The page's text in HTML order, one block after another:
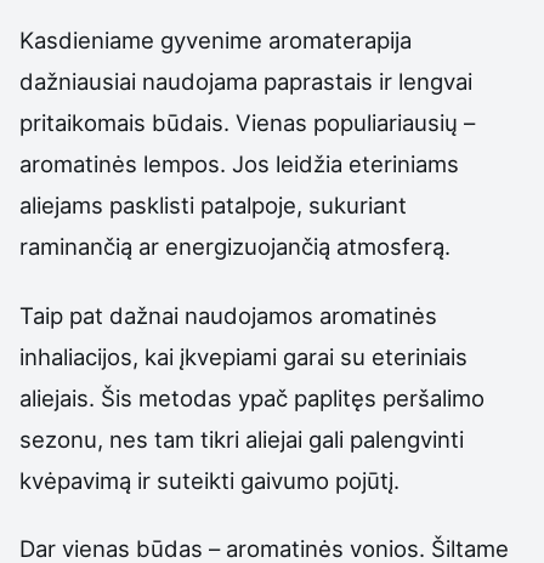
Kasdieniame gyvenime aromaterapija
dažniausiai naudojama paprastais ir lengvai
pritaikomais būdais. Vienas populiariausių –
aromatinės lempos. Jos leidžia eteriniams
aliejams pasklisti patalpoje, sukuriant
raminančią ar energizuojančią atmosferą.
Taip pat dažnai naudojamos aromatinės
inhaliacijos, kai įkvepiami garai su eteriniais
aliejais. Šis metodas ypač paplitęs peršalimo
sezonu, nes tam tikri aliejai gali palengvinti
kvėpavimą ir suteikti gaivumo pojūtį.
Dar vienas būdas – aromatinės vonios. Šiltame